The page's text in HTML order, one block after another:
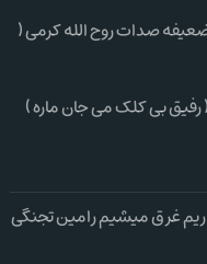
صدات روح الله کرمی (
رفیق بی کلک می جان ماره )
غرق میشیم رامین تجنگی